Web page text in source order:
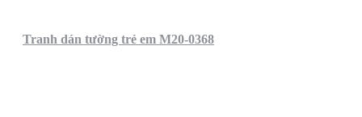
Tranh dán tường trẻ em M20-0368